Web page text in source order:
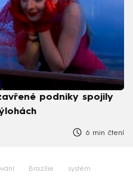
podniky spojily
6 min čtení
Brazílie systém